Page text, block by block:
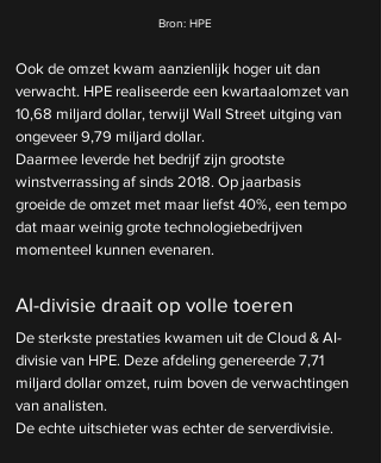
Bron: HPE
Ook de omzet kwam aanzienlijk hoger uit dan
verwacht. HPE realiseerde een kwartaalomzet van
10,68 miljard dollar, terwijl Wall Street uitging van
ongeveer 9,79 miljard dollar.
Daarmee leverde het bedrijf zijn grootste
winstverrassing af sinds 2018. Op jaarbasis
groeide de omzet met maar liefst 40%, een tempo
dat maar weinig grote technologiebedrijven
momenteel kunnen evenaren.
AI-divisie draait op volle toeren
De sterkste prestaties kwamen uit de Cloud & AI-
divisie van HPE. Deze afdeling genereerde 7,71
miljard dollar omzet, ruim boven de verwachtingen
van analisten.
De echte uitschieter was echter de serverdivisie.